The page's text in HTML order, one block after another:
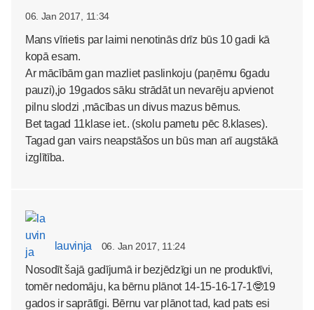
06. Jan 2017, 11:34
Mans vīrietis par laimi nenotinās drīz būs 10 gadi kā
kopā esam.
Ar mācībām gan mazliet paslinkoju (paņēmu 6gadu
pauzi),jo 19gados sāku strādāt un nevarēju apvienot
pilnu slodzi ,mācības un divus mazus bērnus.
Bet tagad 11klase iet.. (skolu pametu pēc 8.klases).
Tagad gan vairs neapstāšos un būs man arī augstākā
izglītība.
lauvinja 06. Jan 2017, 11:24
Nosodīt šajā gadījumā ir bezjēdzīgi un ne produktīvi,
tomēr nedomāju, ka bērnu plānot 14-15-16-17-1🤓19
gados ir saprātīgi. Bērnu var plānot tad, kad pats esi